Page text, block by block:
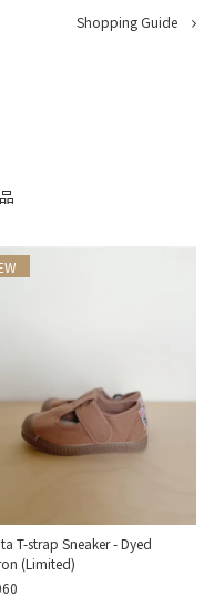
Shopping Guide
T-strap Sneaker - Dyed
(Limited)